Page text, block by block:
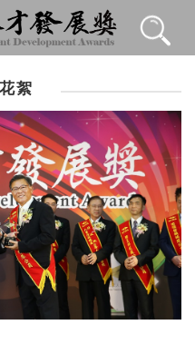
絮